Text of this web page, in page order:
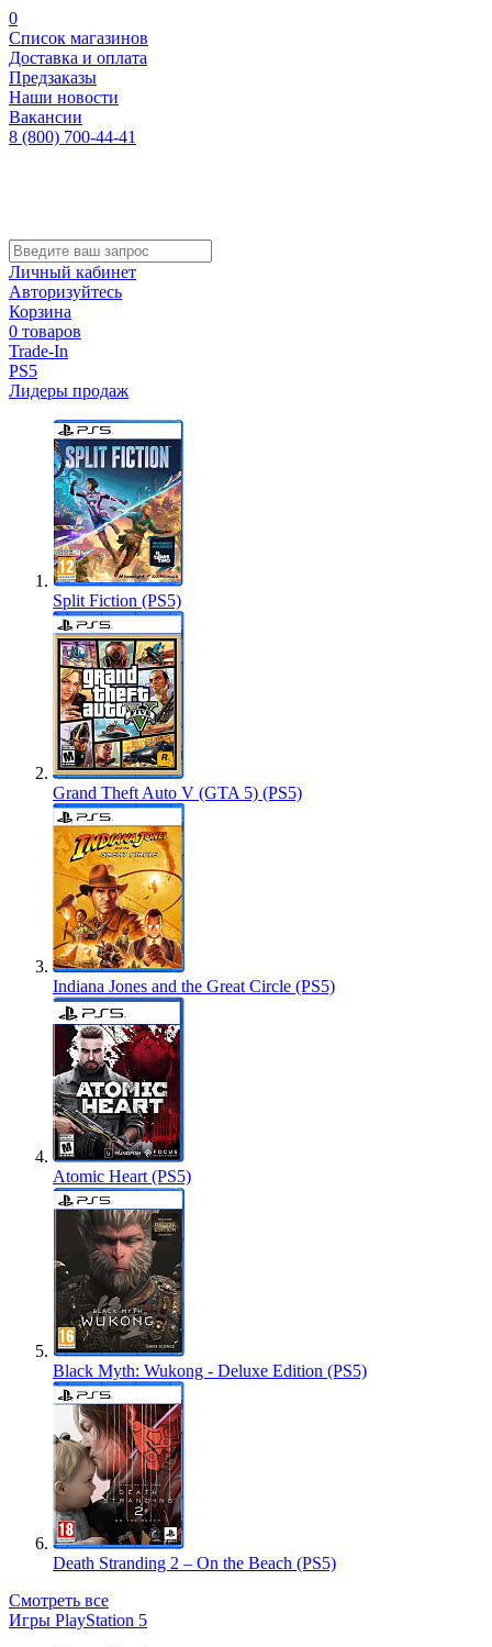
0
Список магазинов
Доставка и оплата
Предзаказы
Наши новости
Вакансии
8 (800) 700-44-41
Личный кабинет
Авторизуйтесь
Корзина
0 товаров
Trade-In
PS5
Лидеры продаж
Split Fiction (PS5)
Grand Theft Auto V (GTA 5) (PS5)
Indiana Jones and the Great Circle (PS5)
Atomic Heart (PS5)
Black Myth: Wukong - Deluxe Edition (PS5)
Death Stranding 2 – On the Beach (PS5)
Смотреть все
Игры PlayStation 5